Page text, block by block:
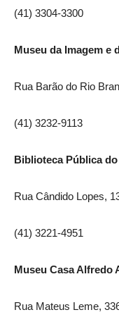
(41) 3304-3300
Museu da Imagem e
Rua Barão do Rio
(41) 3232-9113
Biblioteca Pública
Rua Cândido Lopes,
(41) 3221-4951
Museu Casa Alfredo
Rua Mateus Leme,